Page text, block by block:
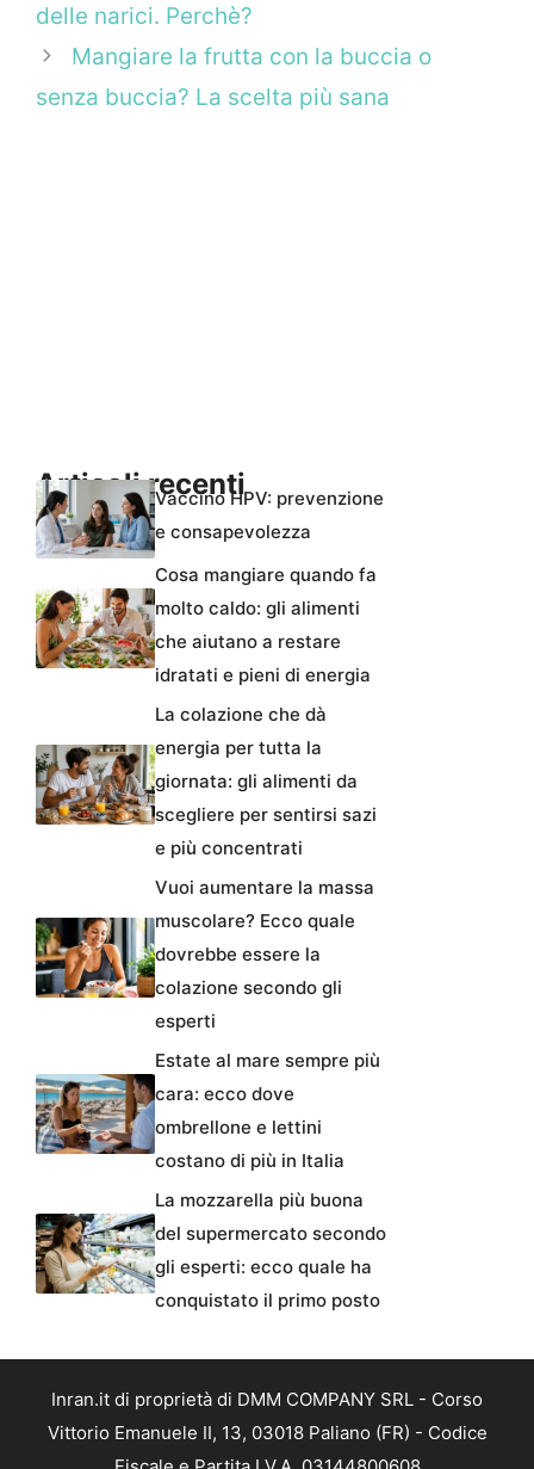
delle narici. Perchè?
Mangiare la frutta con la buccia o
senza buccia? La scelta più sana
Articoli recentiVaccino HPV: prevenzione
e consapevolezza
Cosa mangiare quando fa
molto caldo: gli alimenti
che aiutano a restare
idratati e pieni di energia
La colazione che dà
energia per tutta la
giornata: gli alimenti da
scegliere per sentirsi sazi
e più concentrati
Vuoi aumentare la massa
muscolare? Ecco quale
dovrebbe essere la
colazione secondo gli
esperti
Estate al mare sempre più
cara: ecco dove
ombrellone e lettini
costano di più in Italia
La mozzarella più buona
del supermercato secondo
gli esperti: ecco quale ha
conquistato il primo posto
Inran.it di proprietà di DMM COMPANY SRL - Corso
Vittorio Emanuele II, 13, 03018 Paliano (FR) - Codice